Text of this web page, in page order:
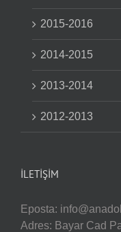
2015-2016
2014-2015
2013-2014
2012-2013
İLETIŞIM
Eposta:
Adres: Bayar Cad